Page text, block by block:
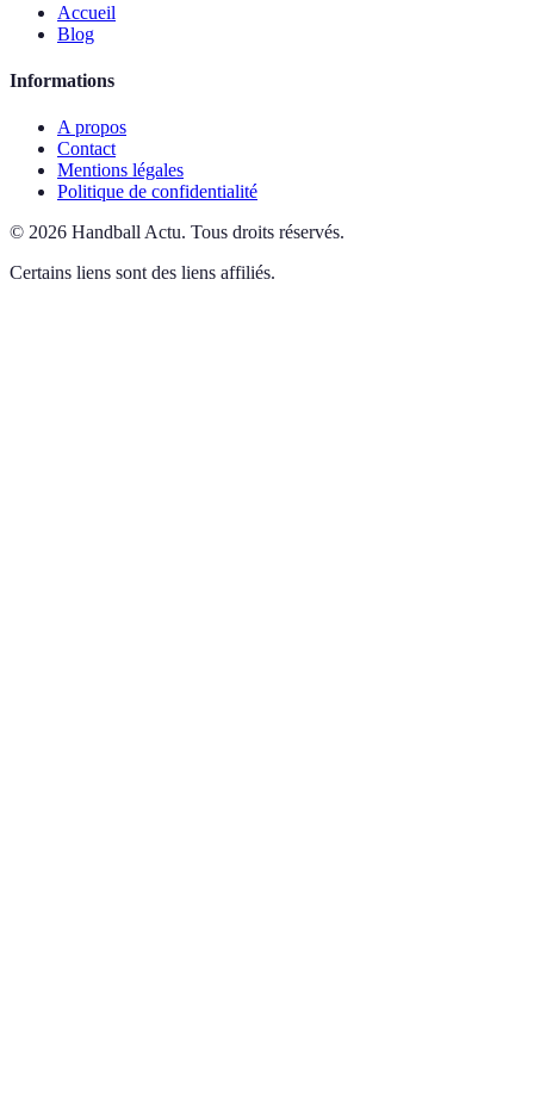
Accueil
Blog
Informations
A propos
Contact
Mentions légales
Politique de confidentialité
© 2026 Handball Actu. Tous droits réservés.
Certains liens sont des liens affiliés.